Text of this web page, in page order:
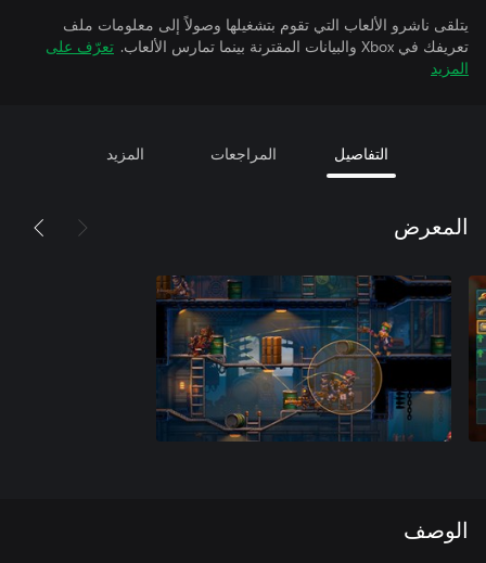
يتلقى ناشرو الألعاب التي تقوم بتشغيلها وصولاً إلى معلومات ملف
تعريفك في Xbox والبيانات المقترنة بينما تمارس الألعاب.
تعرّف على
المزيد
التفاصيل المراجعات المزيد
المعرض
الوصف